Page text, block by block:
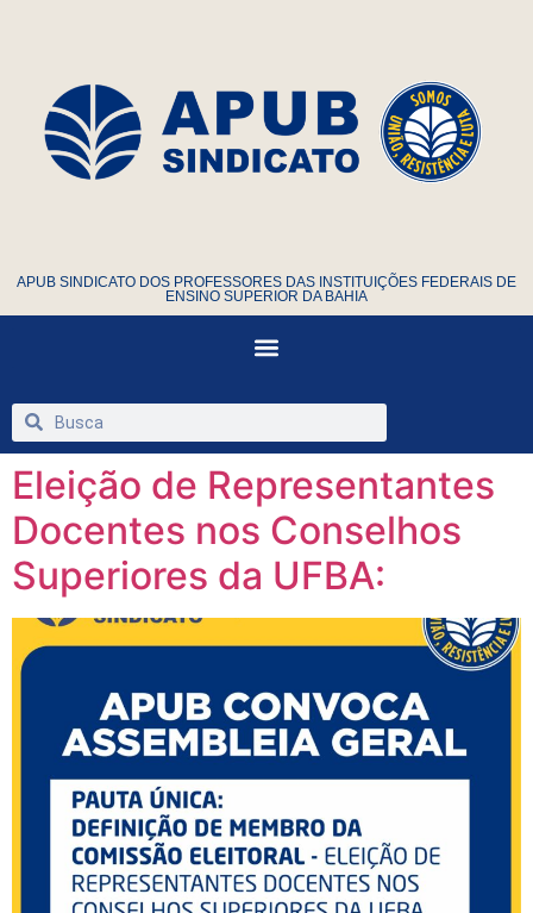
APUB SINDICATO DOS PROFESSORES DAS INSTITUIÇÕES FEDERAIS DE
ENSINO SUPERIOR DA BAHIA
Eleição de Representantes
Docentes nos Conselhos
Superiores da UFBA: